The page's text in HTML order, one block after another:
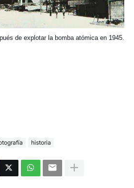
de explotar la bomba atómica en 1945.
historia